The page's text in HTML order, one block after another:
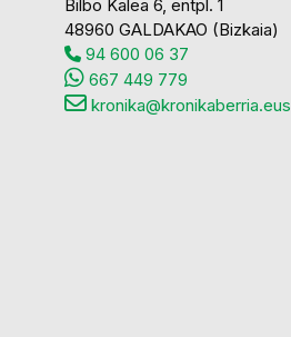
Bilbo Kalea 6, entpl. 1
48960 GALDAKAO (Bizkaia)
94 600 06 37
667 449 779
kronika@kronikaberria.eus